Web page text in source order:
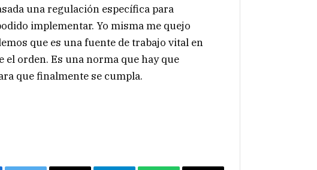
una regulación específica para
implementar. Yo misma me quejo
que es una fuente de trabajo vital en
orden. Es una norma que hay que
que finalmente se cumpla.